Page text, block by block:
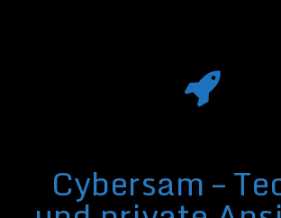
Cybersam –